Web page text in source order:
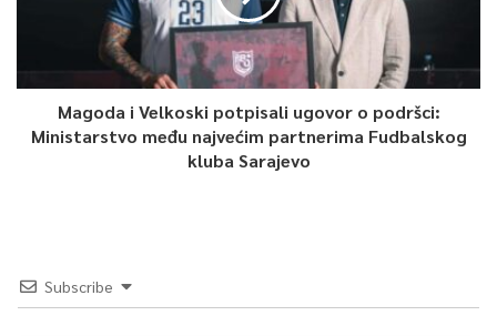
Magoda i Velkoski potpisali ugovor o podršci:
Ministarstvo među najvećim partnerima Fudbalskog
kluba Sarajevo
Subscribe